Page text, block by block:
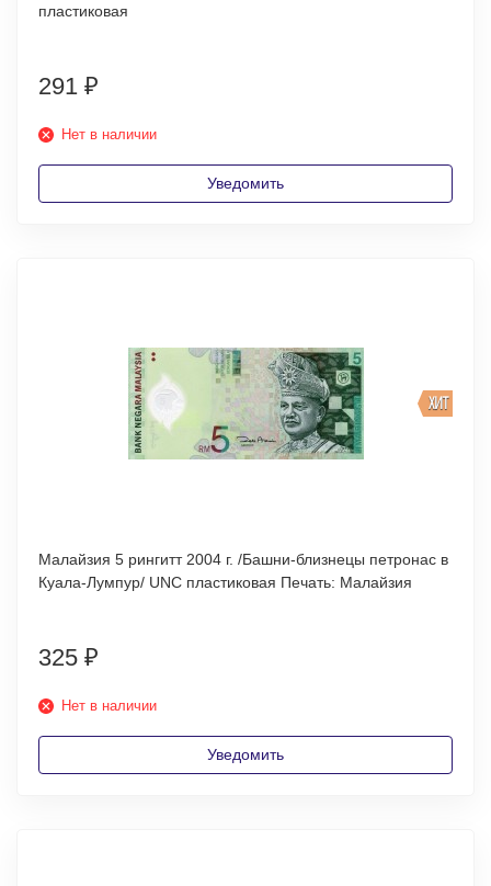
пластиковая
291 ₽
Нет в наличии
Уведомить
ХИТ
Малайзия 5 рингитт 2004 г. /Башни-близнецы петронас в
Куала-Лумпур/ UNC пластиковая Печать: Малайзия
325 ₽
Нет в наличии
Уведомить